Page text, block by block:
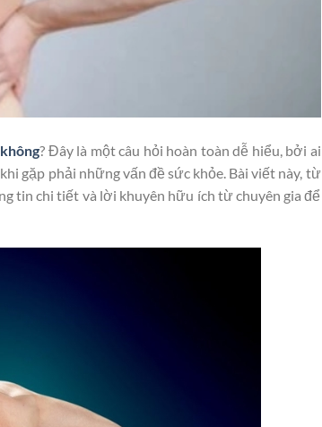
? Đây là một câu hỏi hoàn toàn dễ hiểu, bởi ai
gặp phải những vấn đề sức khỏe. Bài viết này, từ
tin chi tiết và lời khuyên hữu ích từ chuyên gia để